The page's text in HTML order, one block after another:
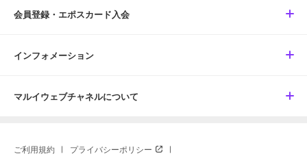
会員登録・エポスカード入会
インフォメーション
マルイウェブチャネルについて
ご利用規約 プライバシーポリシー